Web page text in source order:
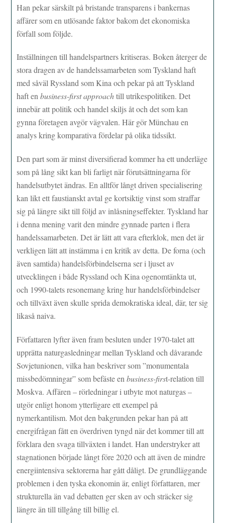
Han pekar särskilt på bristande transparens i bankernas
affärer som en utlösande faktor bakom det ekonomiska
förfall som följde.
Inställningen till handelspartners kritiseras. Boken återger de
stora dragen av de handelssamarbeten som Tyskland haft
med såväl Ryssland som Kina och pekar på att Tyskland
haft enbusiness-first approachtill utrikespolitiken. Det
innebär att politik och handel skiljs åt och det som kan
gynna företagen avgör vägvalen. Här gör Münchau en
analys kring komparativa fördelar på olika tidssikt.
Den part som är minst diversifierad kommer ha ett underläge
som på lång sikt kan bli farligt när förutsättningarna för
handelsutbytet ändras. En alltför långt driven specialisering
kan likt ett faustianskt avtal ge kortsiktig vinst som straffar
sig på längre sikt till följd av inlåsningseffekter. Tyskland har
i denna mening varit den mindre gynnade parten i flera
handelssamarbeten. Det är lätt att vara efterklok, men det är
verkligen lätt att instämma i en kritik av detta. De forna (och
även samtida) handelsförbindelserna ser i ljuset av
utvecklingen i både Ryssland och Kina ogenomtänkta ut,
och 1990-talets resonemang kring hur handelsförbindelser
och tillväxt även skulle sprida demokratiska ideal, där, ter sig
likaså naiva.
Författaren lyfter även fram besluten under 1970-talet att
upprätta naturgasledningar mellan Tyskland och dåvarande
Sovjetunionen, vilka han beskriver som ”monumentala
missbedömningar” som befäste enbusiness-first-relation till
Moskva. Affären – rörledningar i utbyte mot naturgas –
utgör enligt honom ytterligare ett exempel på
nymerkantilism. Mot den bakgrunden pekar han på att
energifrågan fått en överdriven tyngd när det kommer till att
förklara den svaga tillväxten i landet. Han understryker att
stagnationen började långt före 2020 och att även de mindre
energiintensiva sektorerna har gått dåligt. De grundläggande
problemen i den tyska ekonomin är, enligt författaren, mer
strukturella än vad debatten ger sken av och sträcker sig
längre än till tillgång till billig el.